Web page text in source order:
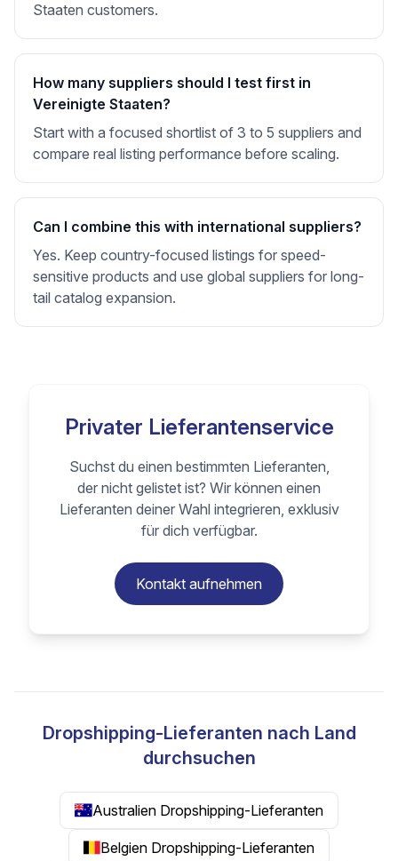
Staaten customers.
How many suppliers should I test first in
Vereinigte Staaten?
Start with a focused shortlist of 3 to 5 suppliers and
compare real listing performance before scaling.
Can I combine this with international suppliers?
Yes. Keep country-focused listings for speed-
sensitive products and use global suppliers for long-
tail catalog expansion.
Privater Lieferantenservice
Suchst du einen bestimmten Lieferanten,
der nicht gelistet ist? Wir können einen
Lieferanten deiner Wahl integrieren, exklusiv
für dich verfügbar.
Kontakt aufnehmen
Dropshipping-Lieferanten nach Land
durchsuchen
Australien Dropshipping-Lieferanten
Belgien Dropshipping-Lieferanten